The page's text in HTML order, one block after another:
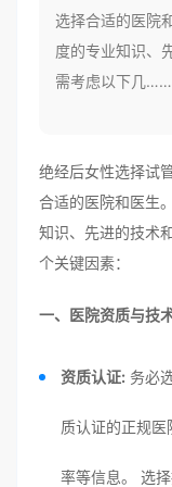
选择合适的医院
度的专业知识、
需考虑以下几……
绝经后女性选择试
合适的医院和医生
知识、先进的技术
个关键因素：
一、医院资质与技
资质认证: 务必
质认证的正规
率等信息。 选